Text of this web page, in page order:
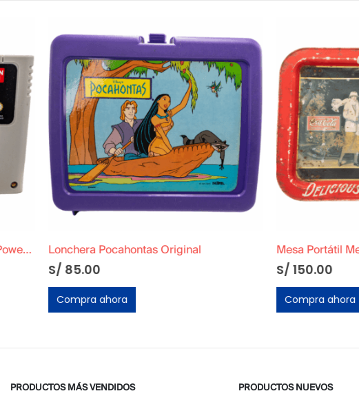
Lonchera Pocahontas Original
85.00
Compra ahora
Mesa Portátil Metálica
150.00
Compra ahora
PRODUCTOS MÁS VENDIDOS PRODUCTOS NUEVOS